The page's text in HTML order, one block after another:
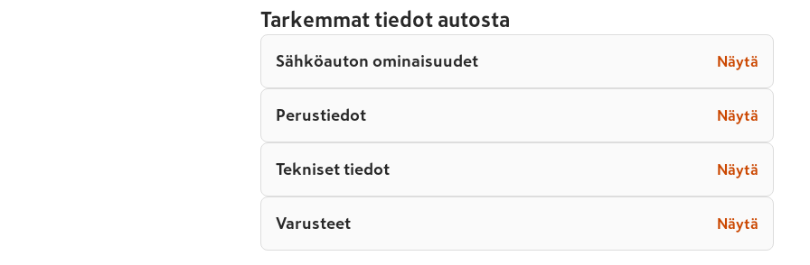
Tarkemmat tiedot autosta
Sähköauton ominaisuudet Näytä
Perustiedot Näytä
Tekniset tiedot Näytä
Varusteet Näytä